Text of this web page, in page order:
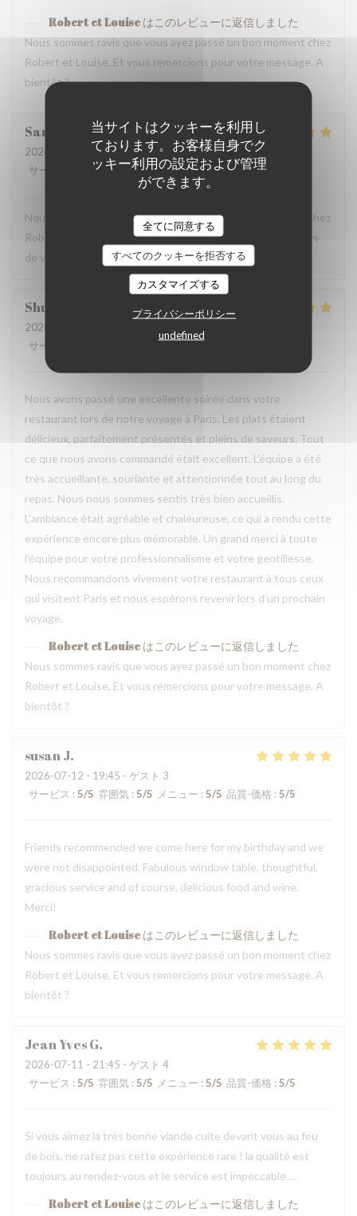
当サイトはクッキーを利用し
ております。お客様自身でク
ッキー利用の設定および管理
ができます。
全てに同意する
すべてのクッキーを拒否する
カスタマイズする
プライバシーポリシー
undefined
Robert et Louise はこのレビューに返信しました
Nous sommes ravis que vous ayez passé un bon moment chez
Robert et Louise, Et vous remercions pour votre message. A
bientôt ?
Sam
2026-07-17
- 17:45 - ゲスト 2
サービス
雰囲気 : 5/5 メニュー: 5 /5 品質-価格
Nous sommes ravis que vous ayez passé un bon moment chez
Robert et Louise, que nous serons heureux de rééditer lors
de votre prochain passage.
Shunkuei
2026-07-16
サービス
Nous avons passé une excellente soirée dans votre
restaurant lors de notre voyage à Paris. Les plats étaient
délicieux, parfaitement présentés et pleins de saveurs. Tout
ce que nous avons commandé était excellent. L’équipe a été
très accueillante, souriante et attentionnée tout au long du
repas. Nous nous sommes sentis très bien accueillis.
L’ambiance était agréable et chaleureuse, ce qui a rendu cette
expérience encore plus mémorable. Un grand merci à toute
l’équipe pour votre professionnalisme et votre gentillesse.
Nous recommandons vivement votre restaurant à tous ceux
qui visitent Paris et nous espérons revenir lors d’un prochain
voyage.
Robert et Louise はこのレビューに返信しました
Nous sommes ravis que vous ayez passé un bon moment chez
Robert et Louise, Et vous remercions pour votre message. A
bientôt ?
susanJ
2026-07-12 - 19:45 - ゲスト 3
サービス : 5/5 雰囲気 : 5/5 メニュー : 5/5 品質-価格 : 5/5
Friends recommended we come here for my birthday and we
were not disappointed. Fabulous window table, thoughtful,
gracious service and of course, delicious food and wine.
Merci!
Robert et Louise はこのレビューに返信しました
Nous sommes ravis que vous ayez passé un bon moment chez
Robert et Louise, Et vous remercions pour votre message. A
bientôt ?
Jean YvesG
2026-07-11 - 21:45 - ゲスト 4
サービス : 5/5 雰囲気 : 5/5 メニュー : 5/5 品質-価格 : 5/5
Si vous aimez la très bonne viande cuite devant vous au feu
de bois, ne ratez pas cette expérience rare ! la qualité est
toujours au rendez-vous et le service est impeccable …
Robert et Louise はこのレビューに返信しました